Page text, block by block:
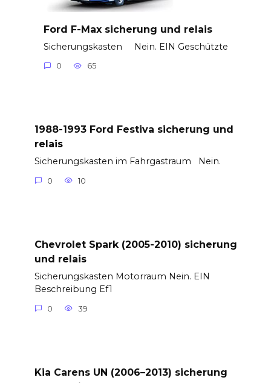
Ford F-Max sicherung und relais
Sicherungskasten Nein. EIN Geschützte
0 65
1988-1993 Ford Festiva sicherung und
relais
Sicherungskasten im Fahrgastraum Nein.
0 10
Chevrolet Spark (2005-2010) sicherung
und relais
Sicherungskasten Motorraum Nein. EIN
Beschreibung Ef1
0 39
Kia Carens UN (2006–2013) sicherung